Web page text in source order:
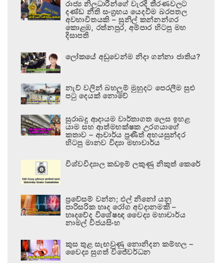
රාජ්‍ය නිලධාරීන්ගේ වැරදි තීරණවලට
දණ්ඩ නීති සංග්‍රහය යෙදවීම බරපතල
අවභාවිතයකි – සුනිල් කන්නන්ගර
කොළඹ, රත්නපුර, අම්පාර හිටපු මහ
දිසාපති
ලෝකයේ අඩුවෙන්ම නිදා ගන්නා ජාතිය?
නැව් වලින් බහලුම් මුහුදට පෙරලීම සුළු
පටු දෙයක් නොවේ
සුරාබදු ආදායම වාර්තාගත ලෙස ඉහළ
යාම සහ ආත්මභක්ෂක උරගයාගේ
කතාව – ආචාර්ය ප්‍රණීත් අභයසුන්දර
හිටපු මානව විද්‍යා මහාචාර්ය
විශ්වවිද්‍යාල කඩඉම් ලකුණු නිකුත් කෙරේ
ප්‍රවේසම් වන්න; එල් නිනෝ යනු
පාරිසරික හෘද රෝග අවදානමකි –
හෘදවේද විශේෂඥ වෛද්‍ය මහාචාර්ය
නාමල් විජයසිංහ
කුස තුළ සැඟවුණු නොනිදන කම්හල –
වෛද්‍ය සුගත් විජේවර්ධන